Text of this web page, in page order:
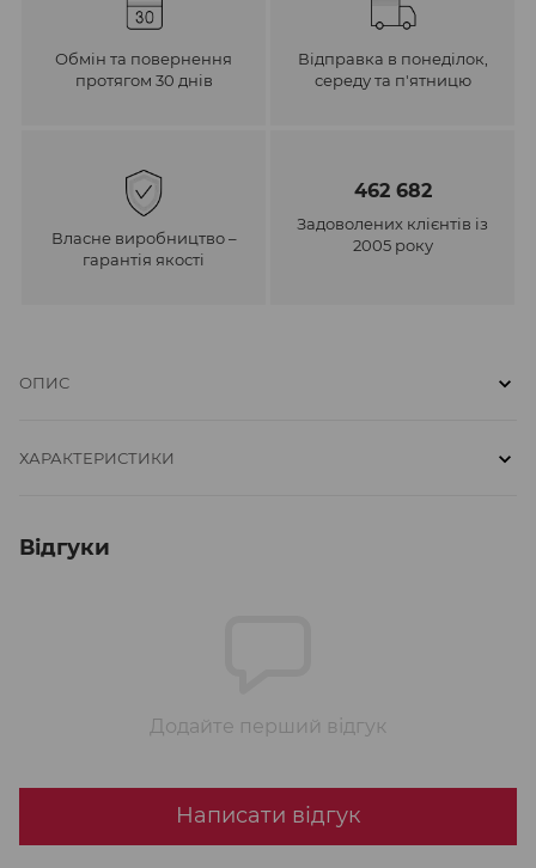
Обмін та повернення
протягом 30 днів
Відправка в понеділок,
середу та п'ятницю
Власне виробництво –
гарантія якості
462 682
Задоволених клієнтів із
2005 року
ОПИС
ХАРАКТЕРИСТИКИ
Відгуки
Додайте перший відгук
Написати відгук